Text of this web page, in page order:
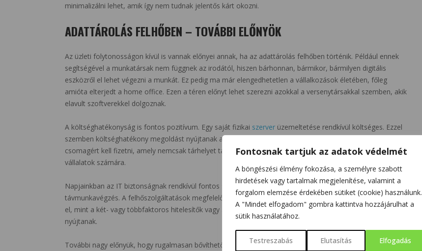
Fontosnak tartjuk az adatok védelmét
A böngészési élmény fokozása, a személyre szabott
hirdetések vagy tartalmak megjelenítése, valamint a
forgalom elemzése érdekében sütiket (cookie) használunk.
A "Mindet elfogadom" gombra kattintva hozzájárulhat a
sütik használatához.
Testreszabás Elutasítás Elfogadás
minimalizálni lehet, amik így nem tudnak jelentős kárt okozni.
ADATTÁROLÁS FELHŐBEN – TOVÁBBI ELŐNYÖK
Az üzleti folytonosságon kívül is vannak előnyei annak, ha az adattárolás felhőben történik. Például ennek
segítségével a munkatársak nem függnek az irodától, hiszen bárhonnan, bármikor, bármilyen digitális
eszközről el lehet végezni a munkát. Ez pedig ma már elengedhetetlen a vállalkozások életében, főleg
amióta elterjedt a home office. Ezen a téren előnyt lehet szerezni azokkal a versenytársakkal szemben, akik
elavult szoftverekkel dolgoznak.
A költséghatékonyság is fontos pozitívum. Egy saját fizikai szerver üzemeltetése rendkívül költséges. Ezzel
szemben költséghatékony megoldást nyújtanak a felhőalapú szolgáltatások, hiszen ebben az esetben
csomagért kell fizetni, amely nemcsak tárhelyet tartalmaz, de egyéb hasznos szolgáltatásokat is biztosít a
vállalatok számára.
Napjainkban az IT biztonságnak rendkívül fontos szerepe van, főleg azóta, amióta elterjedt a
távmunkavégzés. A felhőszolgáltatások megfelelő biztonságot nyújtanak, hiszen olyan programok érhetőek
el, mint a két- vagy többfaktoros hitelesítők vagy a jelszókezelők. Ezek egytől-egyig extra védelmet
nyújtanak.
További nagy előnyük, hogy rugalmasan bővíthetőek. Akár tárhelyről, akár szoftvercsomagról van szó, a